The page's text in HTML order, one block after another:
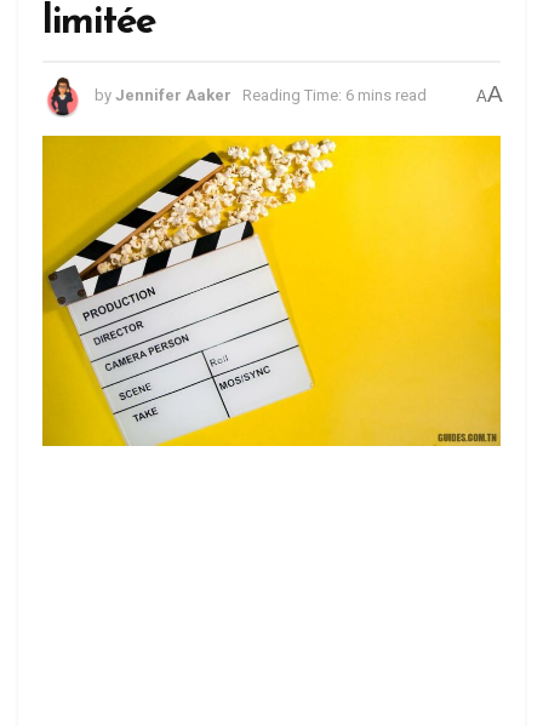
limitée
by Jennifer Aaker Reading Time: 6 mins read AA